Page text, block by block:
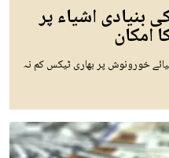
کی بنیادی اشیاء پر
امکان
خورونوش پر بھاری ٹیکس کم نہ